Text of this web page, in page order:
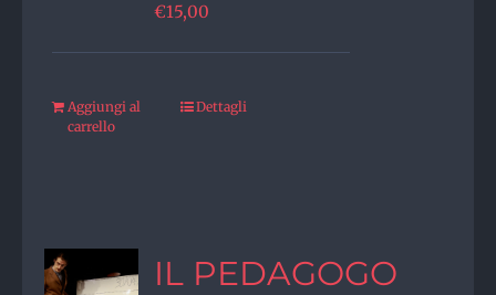
€15,00
Aggiungi al
carrello
Dettagli
IL PEDAGOGO